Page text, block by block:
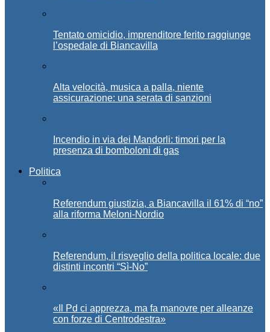
Tentato omicidio, imprenditore ferito raggiunge
l’ospedale di Biancavilla
Alta velocità, musica a palla, niente
assicurazione: una serata di sanzioni
Incendio in via dei Mandorli: timori per la
presenza di bomboloni di gas
Politica
Referendum giustizia, a Biancavilla il 61% di “no”
alla riforma Meloni-Nordio
Referendum, il risveglio della politica locale: due
distinti incontri “Sì-No”
«Il Pd ci apprezza, ma fa manovre per alleanze
con forze di Centrodestra»